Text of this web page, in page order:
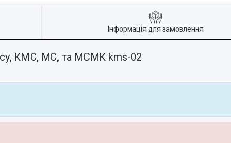
Інформація для замовлення
КМС, МС, та МСМК kms-02